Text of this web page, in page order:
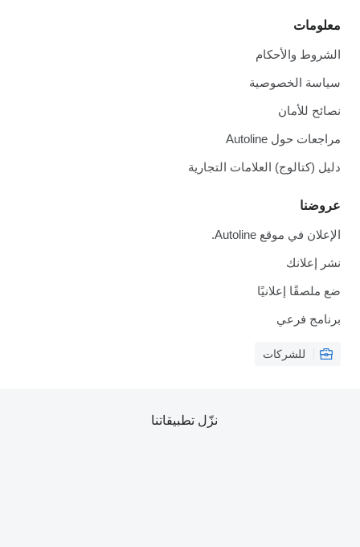
معلومات
الشروط والأحكام
سياسة الخصوصية
نصائح للأمان
مراجعات حول Autoline
دليل (كتالوج) العلامات التجارية
عروضنا
الإعلان في موقع Autoline.
نشر إعلانك
ضع ملصقًا إعلانيًا
برنامج فرعي
للشركات
نزّل تطبيقاتنا